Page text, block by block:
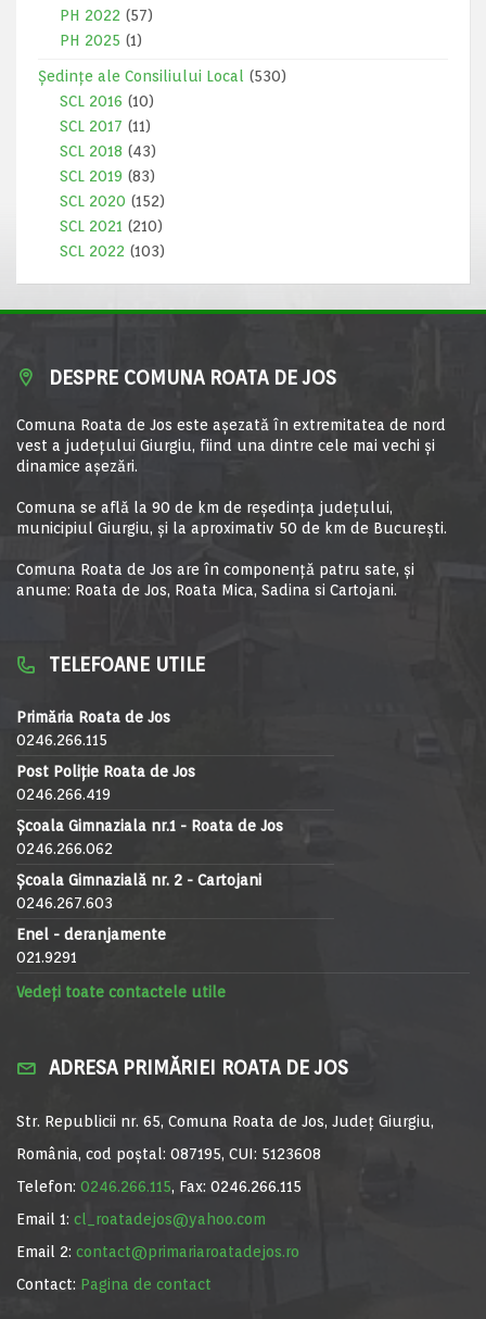
PH 2022 (57)
PH 2025 (1)
Ședințe ale Consiliului Local
(530)
SCL 2016 (10)
SCL 2017 (11)
SCL 2018 (43)
SCL 2019 (83)
SCL 2020 (152)
SCL 2021 (210)
SCL 2022 (103)
DESPRE COMUNA ROATA DE JOS
Comuna Roata de Jos este aşezată în extremitatea de nord
vest a judeţului Giurgiu, fiind una dintre cele mai vechi şi
dinamice aşezări.
Comuna se află la 90 de km de reşedinţa judeţului,
municipiul Giurgiu, şi la aproximativ 50 de km de Bucureşti.
Comuna Roata de Jos are în componență patru sate, și
anume: Roata de Jos, Roata Mica, Sadina si Cartojani.
TELEFOANE UTILE
Primăria Roata de Jos
0246.266.115
Post Poliție Roata de Jos
0246.266.419
Școala Gimnaziala nr.1 - Roata de Jos
0246.266.062
Școala Gimnazială nr. 2 - Cartojani
0246.267.603
Enel - deranjamente
021.9291
Vedeți toate contactele utile
ADRESA PRIMĂRIEI ROATA DE JOS
Str. Republicii nr. 65, Comuna Roata de Jos, Județ Giurgiu,
România, cod poștal: 087195, CUI: 5123608
Telefon: 0246.266.115, Fax: 0246.266.115
Email 1: cl_roatadejos@yahoo.com
Email 2: contact@primariaroatadejos.ro
Contact: Pagina de contact